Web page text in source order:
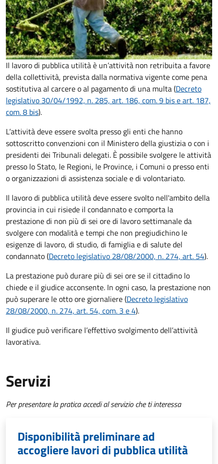
Il lavoro di pubblica utilità è un’attività non retribuita a favore
della collettività, prevista dalla normativa vigente come pena
sostitutiva al carcere o al pagamento di una multa (Decreto
legislativo 30/04/1992, n. 285, art. 186, com. 9 bis e art. 187,
com. 8 bis).
L’attività deve essere svolta presso gli enti che hanno
sottoscritto convenzioni con il Ministero della giustizia o con i
presidenti dei Tribunali delegati. È possibile svolgere le attività
presso lo Stato, le Regioni, le Province, i Comuni o presso enti
o organizzazioni di assistenza sociale e di volontariato.
Il lavoro di pubblica utilità deve essere svolto nell'ambito della
provincia in cui risiede il condannato e comporta la
prestazione di non più di sei ore di lavoro settimanale da
svolgere con modalità e tempi che non pregiudichino le
esigenze di lavoro, di studio, di famiglia e di salute del
condannato (Decreto legislativo 28/08/2000, n. 274, art. 54).
La prestazione può durare più di sei ore se il cittadino lo
chiede e il giudice acconsente. In ogni caso, la prestazione non
può superare le otto ore giornaliere (Decreto legislativo
28/08/2000, n. 274, art. 54, com. 3 e 4).
Il giudice può verificare l’effettivo svolgimento dell’attività
lavorativa.
Servizi
Per presentare la pratica accedi al servizio che ti interessa
Disponibilità preliminare ad
accogliere lavori di pubblica utilità